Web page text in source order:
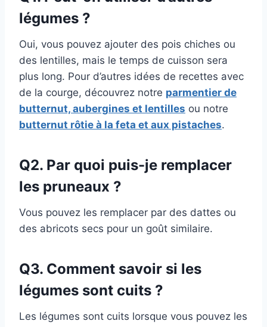
légumes ?
Oui, vous pouvez ajouter des pois chiches ou
des lentilles, mais le temps de cuisson sera
plus long. Pour d’autres idées de recettes avec
de la courge, découvrez notre parmentier de
butternut, aubergines et lentilles ou notre
butternut rôtie à la feta et aux pistaches.
Q2. Par quoi puis-je remplacer
les pruneaux ?
Vous pouvez les remplacer par des dattes ou
des abricots secs pour un goût similaire.
Q3. Comment savoir si les
légumes sont cuits ?
Les légumes sont cuits lorsque vous pouvez les